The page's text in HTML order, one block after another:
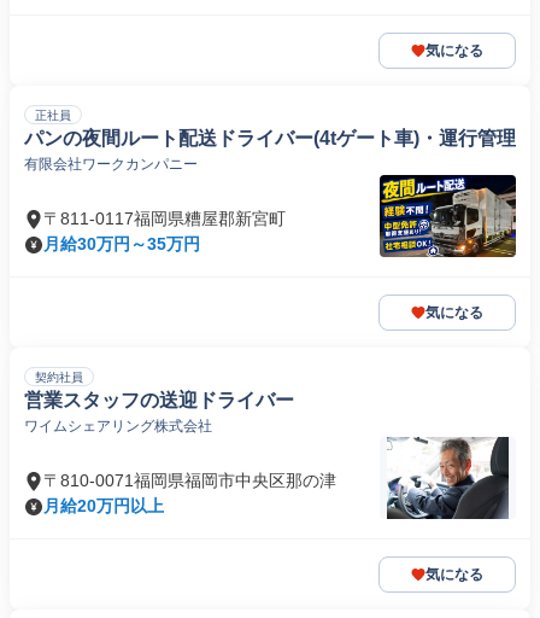
気になる
正社員
パンの夜間ルート配送ドライバー(4tゲート車)・運行管理
有限会社ワークカンパニー
〒811-0117福岡県糟屋郡新宮町
月給30万円～35万円
気になる
契約社員
営業スタッフの送迎ドライバー
ワイムシェアリング株式会社
〒810-0071福岡県福岡市中央区那の津
月給20万円以上
気になる